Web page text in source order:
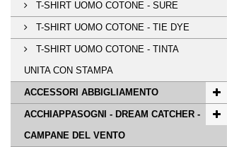
T-SHIRT UOMO COTONE - SURE
T-SHIRT UOMO COTONE - TIE DYE
T-SHIRT UOMO COTONE - TINTA
UNITA CON STAMPA
ACCESSORI ABBIGLIAMENTO
ACCHIAPPASOGNI - DREAM CATCHER -
CAMPANE DEL VENTO